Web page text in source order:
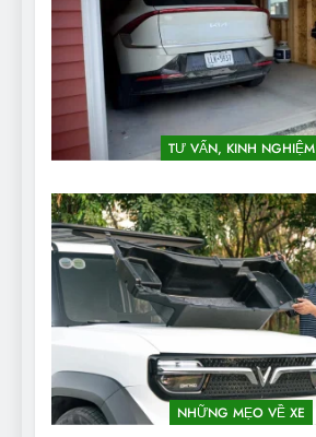
TƯ VẤN, KINH NGHIỆM
NHỮNG MẸO VỀ XE